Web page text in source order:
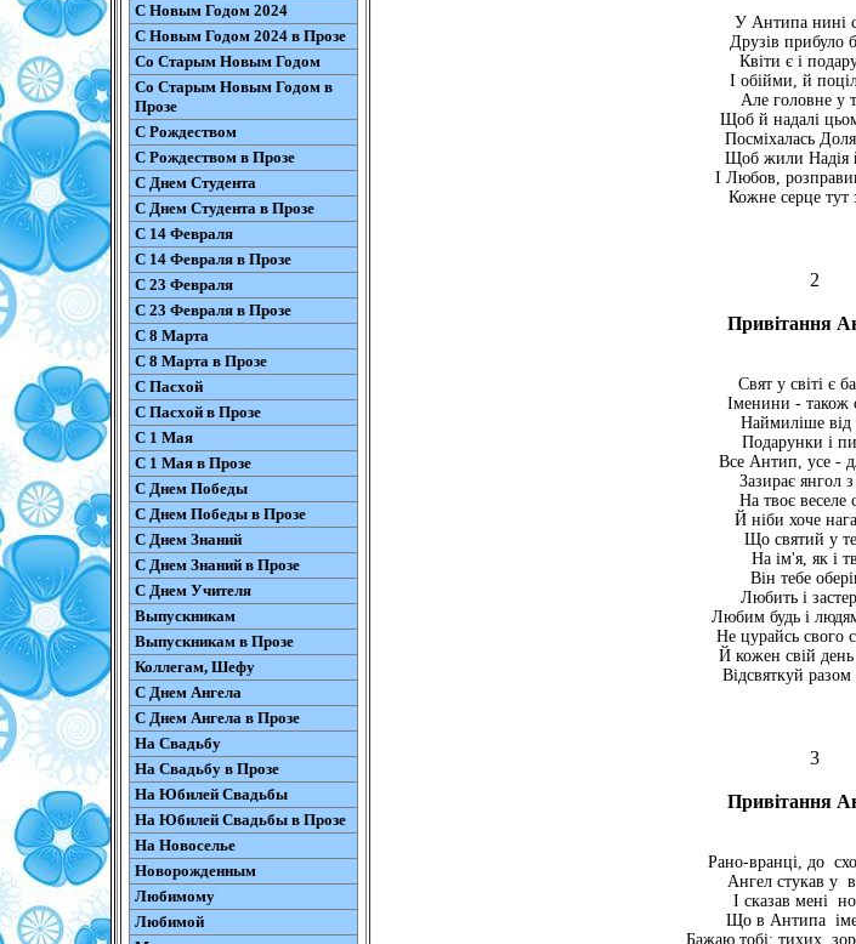
С Новым Годом 2024
С Новым Годом 2024 в Прозе
Со Старым Новым Годом
Со Старым Новым Годом в
Прозе
С Рождеством
С Рождеством в Прозе
С Днем Студента
С Днем Студента в Прозе
С 14 Февраля
С 14 Февраля в Прозе
С 23 Февраля
С 23 Февраля в Прозе
С 8 Марта
С 8 Марта в Прозе
С Пасхой
С Пасхой в Прозе
С 1 Мая
С 1 Мая в Прозе
С Днем Победы
С Днем Победы в Прозе
С Днем Знаний
С Днем Знаний в Прозе
С Днем Учителя
Выпускникам
Выпускникам в Прозе
Коллегам, Шефу
С Днем Ангела
С Днем Ангела в Прозе
На Свадьбу
На Свадьбу в Прозе
На Юбилей Свадьбы
На Юбилей Свадьбы в Прозе
На Новоселье
Новорожденным
Любимому
Любимой
У Антипа нині
Друзів прибуло
Квіти є і
І обійми, й
Але головне у
Щоб й надалі
Посміхалась
Щоб жили Надія
І Любов,
Кожне серце тут
2
Привітання
Свят у світі є
Іменини - також
Наймиліше від
Подарунки і
Все Антип, усе -
Зазирає янгол
На твоє веселе
Й ніби хоче
Що святий у
На ім'я, як і
Він тебе
Любить і
Любим будь і
Не цурайсь свого
Й кожен свій
Відсвяткуй
3
Привітання
Рано-вранці, до
Ангел стукав у
І сказав мені
Що в Антипа
Бажаю тобі: тихих